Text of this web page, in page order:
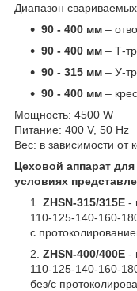
Диапазон
90 - 400 мм –
90 - 400 мм – Т-
90 - 315 мм – У-
90 - 400 мм –
Мощность: 4500 W
Питание: 400 V, 50 Hz
Вес: в зависимости от
Цеховой аппарат
условиях
ZHSN-315/315E -
110-125-140-160-
с
ZHSN-400/400E -
110-125-140-160-
без/с